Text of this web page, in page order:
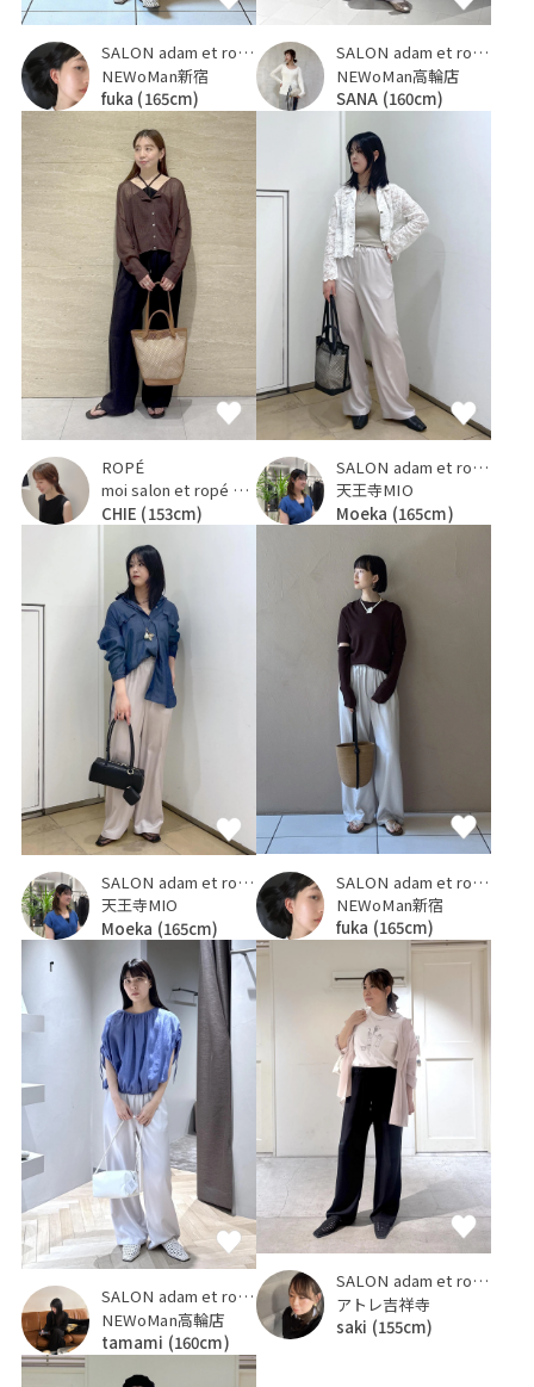
SALON adam et ropé
NEWoMan新宿
fuka (165cm)
SALON adam et ropé
NEWoMan高輪店
SANA (160cm)
ROPÉ
moi salon et ropé 大阪高島屋
CHIE (153cm)
SALON adam et ropé
天王寺MIO
Moeka (165cm)
SALON adam et ropé
天王寺MIO
Moeka (165cm)
SALON adam et ropé
NEWoMan新宿
fuka (165cm)
SALON adam et ropé
NEWoMan高輪店
tamami (160cm)
SALON adam et ropé
アトレ吉祥寺
saki (155cm)